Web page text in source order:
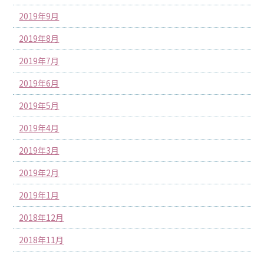
2019年9月
2019年8月
2019年7月
2019年6月
2019年5月
2019年4月
2019年3月
2019年2月
2019年1月
2018年12月
2018年11月